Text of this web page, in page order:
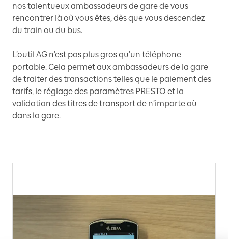
nos talentueux ambassadeurs de gare de vous
rencontrer là où vous êtes, dès que vous descendez
du train ou du bus.
L’outil AG n’est pas plus gros qu’un téléphone
portable. Cela permet aux ambassadeurs de la gare
de traiter des transactions telles que le paiement des
tarifs, le réglage des paramètres PRESTO et la
validation des titres de transport de n’importe où
dans la gare.